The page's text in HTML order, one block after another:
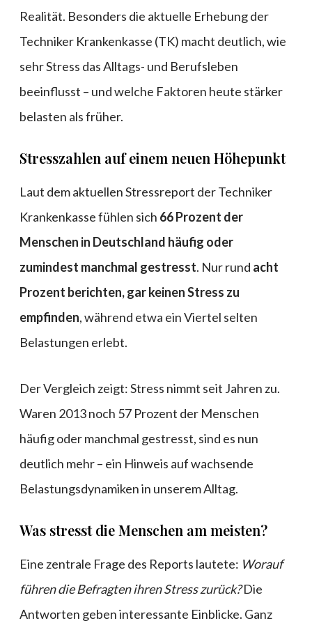
Realität. Besonders die aktuelle Erhebung der
Techniker Krankenkasse (TK) macht deutlich, wie
sehr Stress das Alltags- und Berufsleben
beeinflusst – und welche Faktoren heute stärker
belasten als früher.
Stresszahlen auf einem neuen Höhepunkt
Laut dem aktuellen Stressreport der Techniker
Krankenkasse fühlen sich 66 Prozent der
Menschen in Deutschland häufig oder
zumindest manchmal gestresst. Nur rund acht
Prozent berichten, gar keinen Stress zu
empfinden, während etwa ein Viertel selten
Belastungen erlebt.
Der Vergleich zeigt: Stress nimmt seit Jahren zu.
Waren 2013 noch 57 Prozent der Menschen
häufig oder manchmal gestresst, sind es nun
deutlich mehr – ein Hinweis auf wachsende
Belastungsdynamiken in unserem Alltag.
Was stresst die Menschen am meisten?
Eine zentrale Frage des Reports lautete: Worauf
führen die Befragten ihren Stress zurück?Die
Antworten geben interessante Einblicke. Ganz